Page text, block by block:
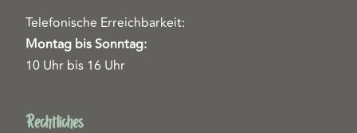
Telefonische Erreichbarkeit:
Montag bis Sonntag:
10 Uhr bis 16 Uhr
Rechtliches